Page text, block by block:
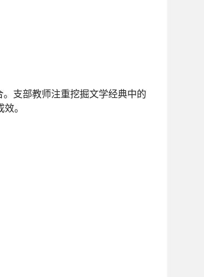
支部教师注重挖掘文学经典中的
。